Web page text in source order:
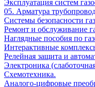
Эксплуатация систем
05. Арматура
Системы безопасности
Ремонт и обслуживание
Наглядные пособия по
Интерактивные
Релейная защита и
Электроника
Схемотехника.
Аналого-цифровые